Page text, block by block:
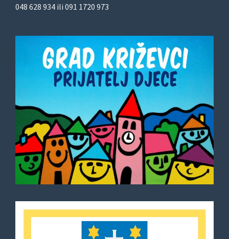
048 628 934 ili 091 1720 973